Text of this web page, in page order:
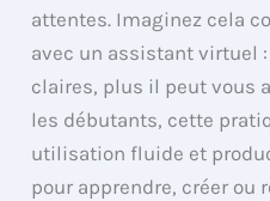
attentes. Imaginez cela
avec un assistant virtuel
claires, plus il peut vous
les débutants, cette
utilisation fluide et
pour apprendre, créer ou